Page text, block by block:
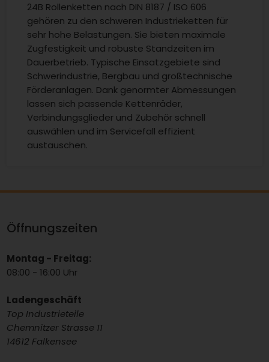
24B Rollenketten nach DIN 8187 / ISO 606
gehören zu den schweren Industrieketten für
sehr hohe Belastungen. Sie bieten maximale
Zugfestigkeit und robuste Standzeiten im
Dauerbetrieb. Typische Einsatzgebiete sind
Schwerindustrie, Bergbau und großtechnische
Förderanlagen. Dank genormter Abmessungen
lassen sich passende Kettenräder,
Verbindungsglieder und Zubehör schnell
auswählen und im Servicefall effizient
austauschen.
Öffnungszeiten
Montag - Freitag:
08:00 - 16:00 Uhr
Ladengeschäft
Top Industrieteile
Chemnitzer Strasse 11
14612 Falkensee